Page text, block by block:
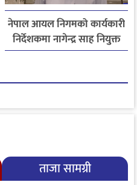
नेपाल आयल निगमको कार्यकारी
निर्देशकमा नागेन्द्र साह नियुक्त
ताजा सामग्री